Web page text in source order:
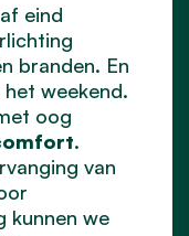
eind
branden. En
weekend.
oog
.
van
kunnen we